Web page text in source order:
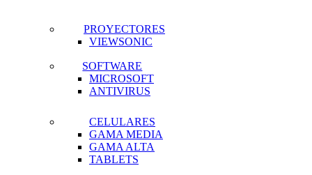
PROYECTORES
VIEWSONIC
SOFTWARE
MICROSOFT
ANTIVIRUS
CELULARES
GAMA MEDIA
GAMA ALTA
TABLETS